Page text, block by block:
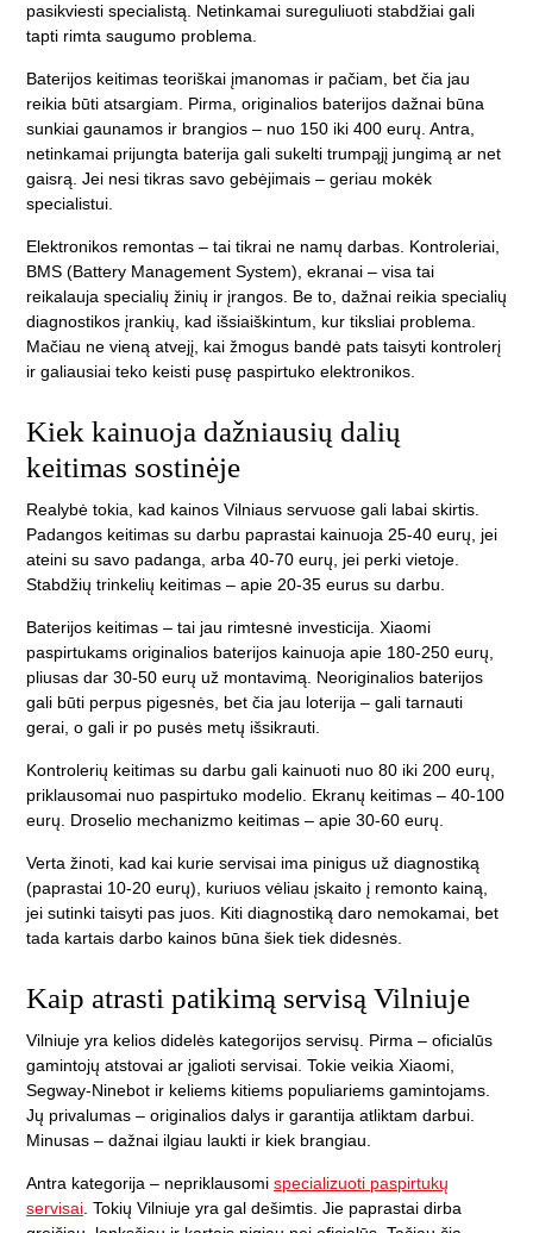
pasikviesti specialistą. Netinkamai sureguliuoti stabdžiai gali
tapti rimta saugumo problema.
Baterijos keitimas teoriškai įmanomas ir pačiam, bet čia jau
reikia būti atsargiam. Pirma, originalios baterijos dažnai būna
sunkiai gaunamos ir brangios – nuo 150 iki 400 eurų. Antra,
netinkamai prijungta baterija gali sukelti trumpąjį jungimą ar net
gaisrą. Jei nesi tikras savo gebėjimais – geriau mokėk
specialistui.
Elektronikos remontas – tai tikrai ne namų darbas. Kontroleriai,
BMS (Battery Management System), ekranai – visa tai
reikalauja specialių žinių ir įrangos. Be to, dažnai reikia specialių
diagnostikos įrankių, kad išsiaiškintum, kur tiksliai problema.
Mačiau ne vieną atvejį, kai žmogus bandė pats taisyti kontrolerį
ir galiausiai teko keisti pusę paspirtuko elektronikos.
Kiek kainuoja dažniausių dalių
keitimas sostinėje
Realybė tokia, kad kainos Vilniaus servuose gali labai skirtis.
Padangos keitimas su darbu paprastai kainuoja 25-40 eurų, jei
ateini su savo padanga, arba 40-70 eurų, jei perki vietoje.
Stabdžių trinkelių keitimas – apie 20-35 eurus su darbu.
Baterijos keitimas – tai jau rimtesnė investicija. Xiaomi
paspirtukams originalios baterijos kainuoja apie 180-250 eurų,
pliusas dar 30-50 eurų už montavimą. Neoriginalios baterijos
gali būti perpus pigesnės, bet čia jau loterija – gali tarnauti
gerai, o gali ir po pusės metų išsikrauti.
Kontrolerių keitimas su darbu gali kainuoti nuo 80 iki 200 eurų,
priklausomai nuo paspirtuko modelio. Ekranų keitimas – 40-100
eurų. Droselio mechanizmo keitimas – apie 30-60 eurų.
Verta žinoti, kad kai kurie servisai ima pinigus už diagnostiką
(paprastai 10-20 eurų), kuriuos vėliau įskaito į remonto kainą,
jei sutinki taisyti pas juos. Kiti diagnostiką daro nemokamai, bet
tada kartais darbo kainos būna šiek tiek didesnės.
Kaip atrasti patikimą servisą Vilniuje
Vilniuje yra kelios didelės kategorijos servisų. Pirma – oficialūs
gamintojų atstovai ar įgalioti servisai. Tokie veikia Xiaomi,
Segway-Ninebot ir keliems kitiems populiariems gamintojams.
Jų privalumas – originalios dalys ir garantija atliktam darbui.
Minusas – dažnai ilgiau laukti ir kiek brangiau.
Antra kategorija – nepriklausomi specializuoti paspirtukų
servisai . Tokių Vilniuje yra gal dešimtis. Jie paprastai dirba